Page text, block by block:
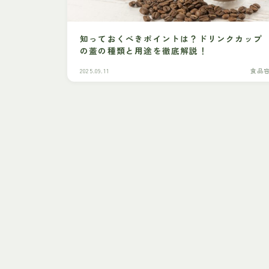
知っておくべきポイントは？ドリンクカップ
の蓋の種類と用途を徹底解説！
2025.09.11 食品